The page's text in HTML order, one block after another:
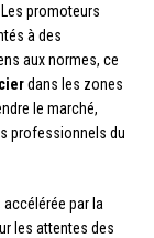
promoteurs
à des
aux normes, ce
dans les zones
le marché,
professionnels du
accélérée par la
les attentes des